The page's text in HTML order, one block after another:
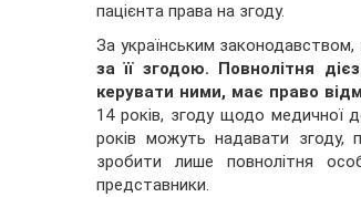
пацієнта права на згоду.
За українським законодавством,
за її згодою.
Повнолітня
керувати ними, має право
14 років, згоду щодо медичної
років можуть надавати згоду,
зробити лише повнолітня
представники.